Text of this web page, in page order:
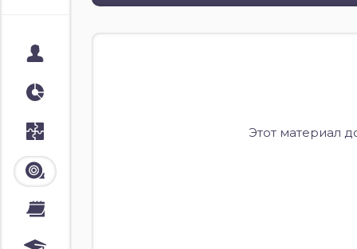
Лента
Этот материал